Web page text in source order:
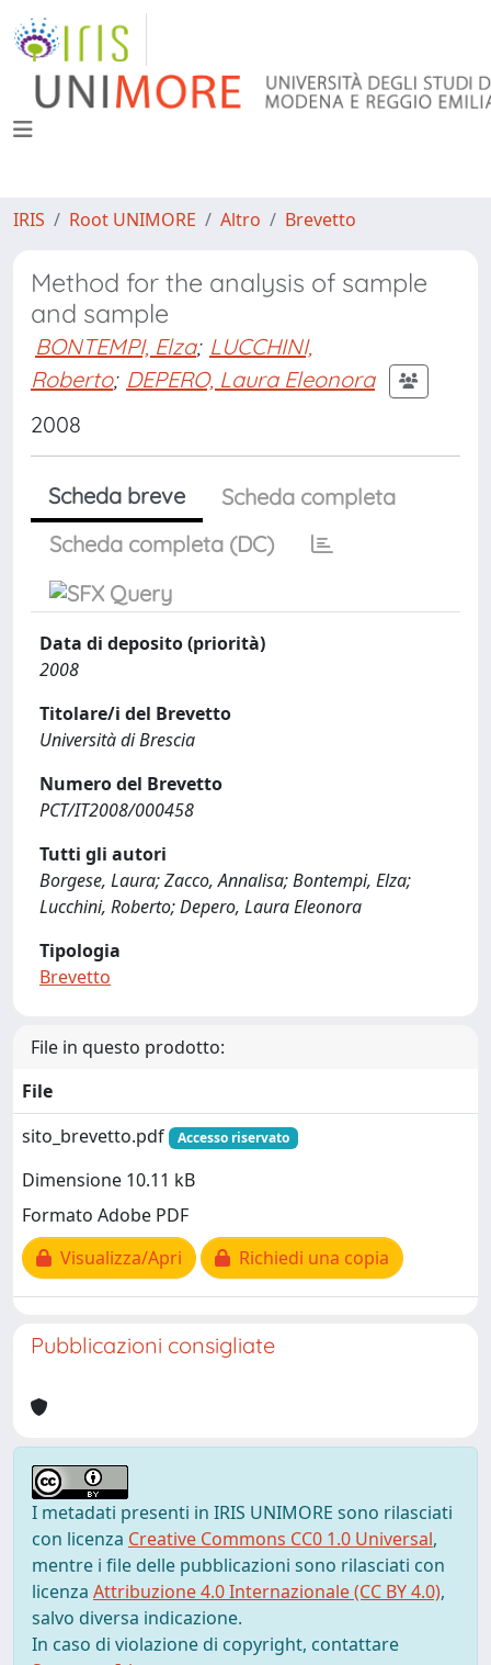
IRIS Root UNIMORE Altro Brevetto
Method for the analysis of sample
and sample
BONTEMPI, Elza; LUCCHINI,
Roberto; DEPERO, Laura Eleonora
2008
Scheda breve
Scheda completa
Scheda completa (DC)
Data di deposito (priorità)
2008
Titolare/i del Brevetto
Università di Brescia
Numero del Brevetto
PCT/IT2008/000458
Tutti gli autori
Borgese, Laura; Zacco, Annalisa; Bontempi, Elza;
Lucchini, Roberto; Depero, Laura Eleonora
Tipologia
Brevetto
File in questo prodotto:
File
sito_brevetto.pdf
Accesso riservato
Dimensione 10.11 kB
Formato Adobe PDF
Visualizza/Apri
Richiedi una copia
Pubblicazioni consigliate
I metadati presenti in IRIS UNIMORE sono rilasciati
con licenza Creative Commons CC0 1.0 Universal,
mentre i file delle pubblicazioni sono rilasciati con
licenza Attribuzione 4.0 Internazionale (CC BY 4.0),
salvo diversa indicazione.
In caso di violazione di copyright, contattare